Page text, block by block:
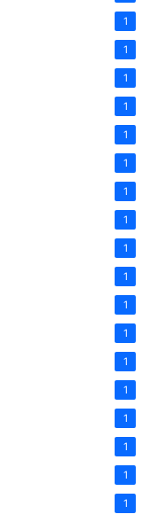
1
1
1
1
1
1
1
1
1
1
1
1
1
1
1
1
1
1